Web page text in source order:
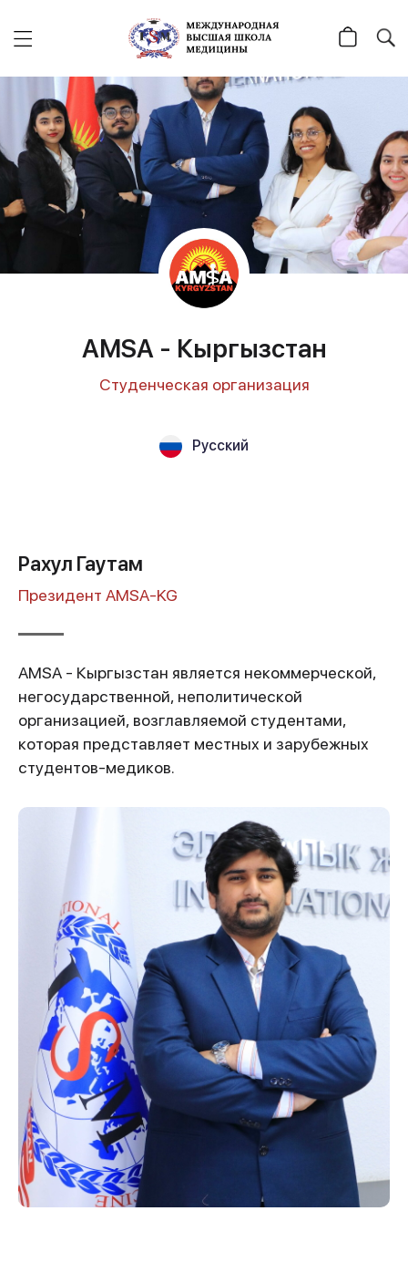
AMSA - Кыргызстан
Студенческая организация
Русский
Рахул Гаутам
Президент AMSA-KG
AMSA - Кыргызстан является некоммерческой,
негосударственной, неполитической
организацией, возглавляемой студентами,
которая представляет местных и зарубежных
студентов-медиков.